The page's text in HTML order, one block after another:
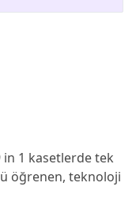
in 1 kasetlerde tek
öğrenen, teknoloji